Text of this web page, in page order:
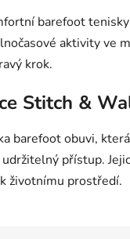
barefoot
aktivity ve
krok.
Stitch &
barefoot obuvi,
přístup.
životnímu prostředí.